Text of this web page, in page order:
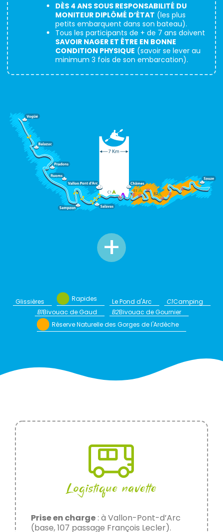
DÈS 4 ANS SOUS RESPONSABILITÉ DU
MONITEUR DIPLÔMÉ D’ÉTAT (les plus
petits embarquent dans son bateau).
Tous les participants de + de 7 ans doivent
SAVOIR NAGER ET ÊTRE EN BONNE
CONDITION PHYSIQUE (savoir se lever au
minimum 3 fois de son embarcation).
+
Glissières Rapides Le Pond d'Arc C1Camping
B1Bivouac de Gaud B2Bivouac de Gournier
Réserve Naturelle des Gorges de l'Ardèche
Logistique navette
Prise en charge: à Vallon-Pont-d’Arc
(base, 107 passage François Lecler).